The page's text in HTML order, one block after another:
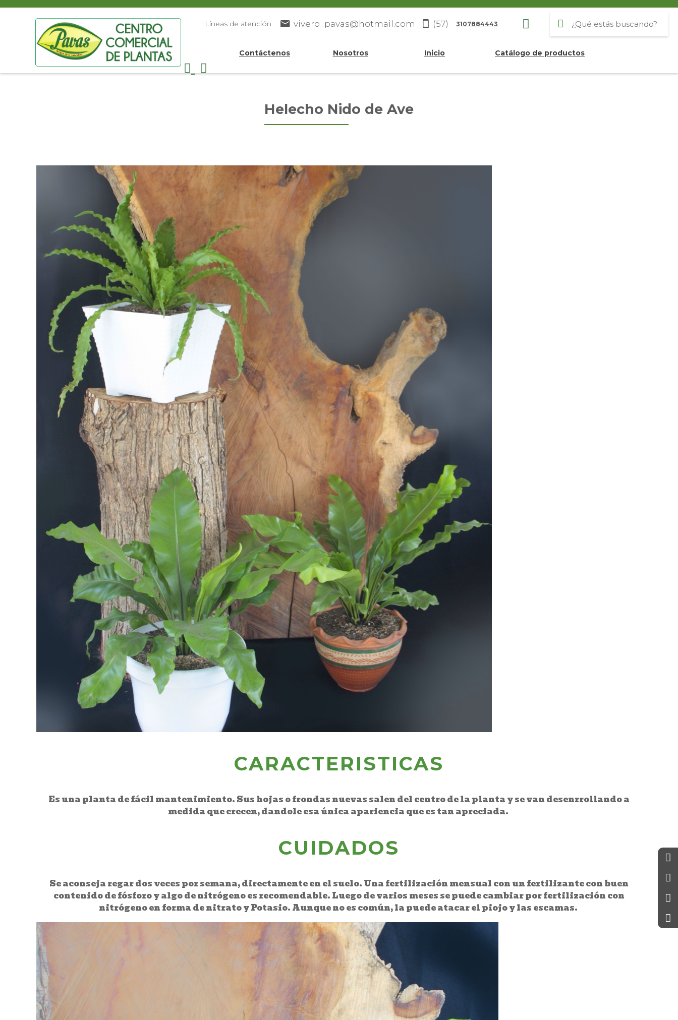
Líneas de atención: vivero_pavas@hotmail.com (57) 3107884443
Contáctenos Nosotros Inicio Catálogo de productos
Helecho Nido de Ave
CARACTERISTICAS
Es una planta de fácil mantenimiento. Sus hojas o frondas nuevas salen del centro de la planta y se van desenrrollando a
medida que crecen, dandole esa única apariencia que es tan apreciada.
CUIDADOS
Se aconseja regar dos veces por semana, directamente en el suelo. Una fertilización mensual con un fertilizante con buen
contenido de fósforo y algo de nitrógeno es recomendable. Luego de varios meses se puede cambiar por fertilización con
nitrógeno en forma de nitrato y Potasio. Aunque no es común, la puede atacar el piojo y las escamas.